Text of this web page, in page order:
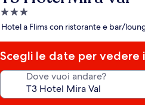
Struttura
a
stelle
Hotel a Flims con ristorante e bar/
Scegli le date per vedere
Dove vuoi andare?